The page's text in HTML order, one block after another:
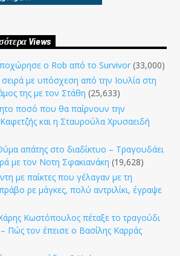
Views
ο Rob από το Survivor (33,000)
με υπόσχεση από την Ιουλία στη
της με τον Στάθη (25,633)
ποσό που θα παίρνουν την
και η Σταυρούλα Χρυσαειδή
απάτης στο διαδίκτυο – Τραγουδάει
με τον Νοτη Σφακιανάκη (19,628)
με παίκτες που γέλαγαν με τη
ρε μάγκες, πολύ αντριλίκι, έγραψε
Κωστόπουλος πέταξε το τραγούδι
– Πώς τον έπεισε ο Βασίλης Καρράς